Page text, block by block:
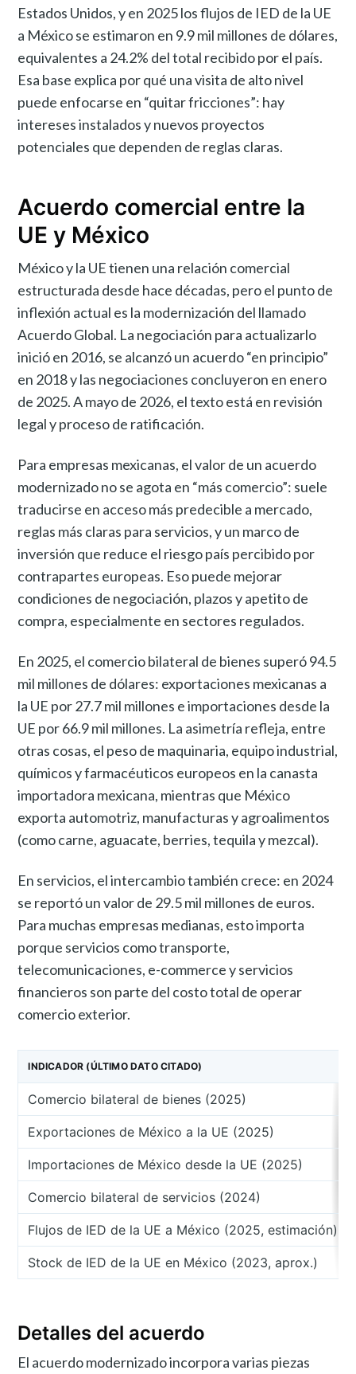
Estados Unidos, y en 2025 los flujos de IED de la UE
a México se estimaron en 9.9 mil millones de dólares,
equivalentes a 24.2% del total recibido por el país.
Esa base explica por qué una visita de alto nivel
puede enfocarse en “quitar fricciones”: hay
intereses instalados y nuevos proyectos
potenciales que dependen de reglas claras.
Acuerdo comercial entre la
UE y México
México y la UE tienen una relación comercial
estructurada desde hace décadas, pero el punto de
inflexión actual es la modernización del llamado
Acuerdo Global. La negociación para actualizarlo
inició en 2016, se alcanzó un acuerdo “en principio”
en 2018 y las negociaciones concluyeron en enero
de 2025. A mayo de 2026, el texto está en revisión
legal y proceso de ratificación.
Para empresas mexicanas, el valor de un acuerdo
modernizado no se agota en “más comercio”: suele
traducirse en acceso más predecible a mercado,
reglas más claras para servicios, y un marco de
inversión que reduce el riesgo país percibido por
contrapartes europeas. Eso puede mejorar
condiciones de negociación, plazos y apetito de
compra, especialmente en sectores regulados.
En 2025, el comercio bilateral de bienes superó 94.5
mil millones de dólares: exportaciones mexicanas a
la UE por 27.7 mil millones e importaciones desde la
UE por 66.9 mil millones. La asimetría refleja, entre
otras cosas, el peso de maquinaria, equipo industrial,
químicos y farmacéuticos europeos en la canasta
importadora mexicana, mientras que México
exporta automotriz, manufacturas y agroalimentos
(como carne, aguacate, berries, tequila y mezcal).
En servicios, el intercambio también crece: en 2024
se reportó un valor de 29.5 mil millones de euros.
Para muchas empresas medianas, esto importa
porque servicios como transporte,
telecomunicaciones, e-commerce y servicios
financieros son parte del costo total de operar
comercio exterior.
INDICADOR (ÚLTIMO DATO CITADO)
Comercio bilateral de bienes (2025)
Exportaciones de México a la UE (2025)
Importaciones de México desde la UE (2025)
Comercio bilateral de servicios (2024)
Flujos de IED de la UE a México (2025, estimación)
Stock de IED de la UE en México (2023, aprox.)
Detalles del acuerdo
El acuerdo modernizado incorpora varias piezas